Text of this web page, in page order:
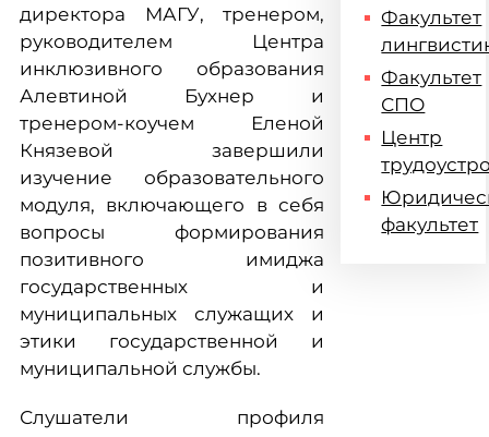
директора МАГУ, тренером,
руководителем Центра
инклюзивного образования
Алевтиной Бухнер и
тренером-коучем Еленой
Князевой завершили
изучение образовательного
модуля, включающего в себя
вопросы формирования
позитивного имиджа
государственных и
муниципальных служащих и
этики государственной и
муниципальной службы.
Слушатели профиля
Факультет
Факультет
СПО
Центр
факультет